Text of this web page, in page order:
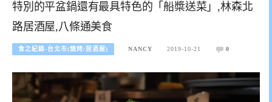
特別的平盆鍋還有最具特色的「船槳送菜」,林森北
路居酒屋,八條通美食
食之紀錄-台北市(燒烤/居酒屋) NANCY 2019-10-21 0